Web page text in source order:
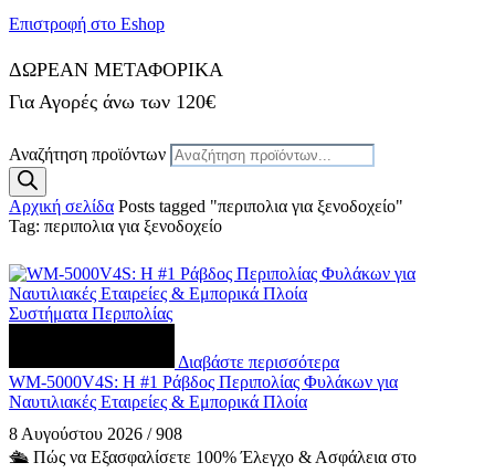
Επιστροφή στο Eshop
ΔΩΡΕΑΝ ΜΕΤΑΦΟΡΙΚΑ
Για Αγορές άνω των 120€
Αναζήτηση προϊόντων
Αρχική σελίδα Posts tagged "περιπολια για ξενοδοχείο"
Tag: περιπολια για ξενοδοχείο
Συστήματα Περιπολίας
Διαβάστε περισσότερα
WM-5000V4S: Η #1 Ράβδος Περιπολίας Φυλάκων για
Ναυτιλιακές Εταιρείες & Εμπορικά Πλοία
8 Αυγούστου 2026 / 908
🛳️ Πώς να Εξασφαλίσετε 100% Έλεγχο & Ασφάλεια στο